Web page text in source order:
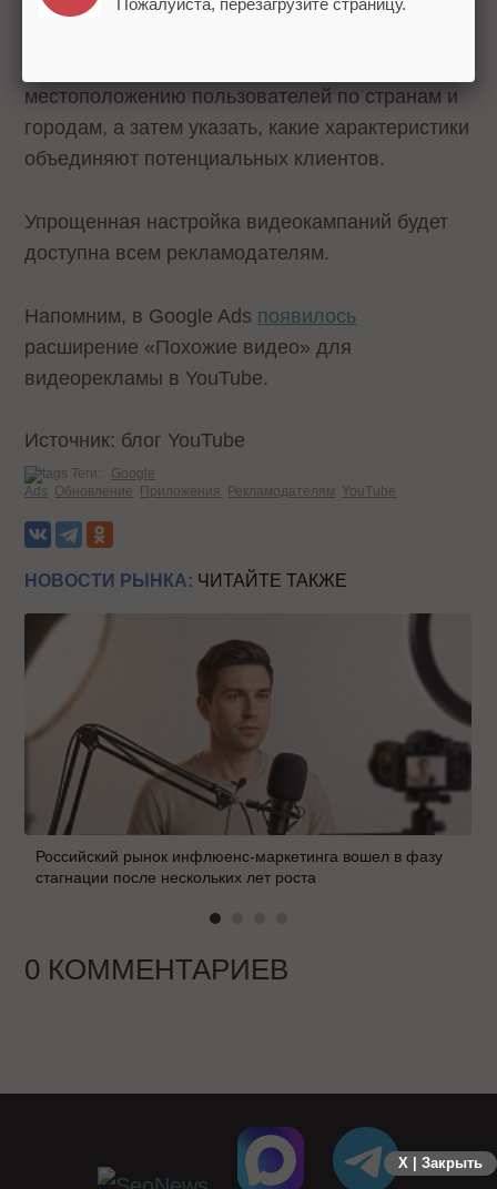
местоположению пользователей по странам и
городам, а затем указать, какие характеристики
объединяют потенциальных клиентов.
Упрощенная настройка видеокампаний будет
доступна всем рекламодателям.
Напомним, в Google Ads появилось
расширение «Похожие видео» для
видеорекламы в YouTube.
Источник: блог YouTube
Теги:
Google
Ads
Обновление Приложения Рекламодателям YouTube
НОВОСТИ РЫНКА: ЧИТАЙТЕ ТАКЖЕ
Российский рынок инфлюенс-маркетинга вошел в фазу
стагнации после нескольких лет роста
0 КОММЕНТАРИЕВ
X | Закрыть
Пожалуйста, перезагрузите страницу.